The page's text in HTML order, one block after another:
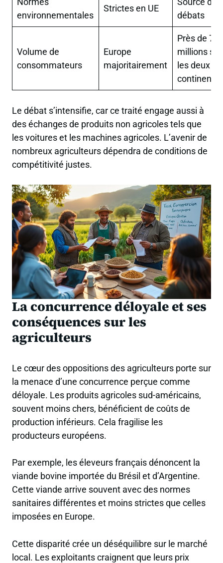
environnementales
Strictes en UE
débats
Volume de
consommateurs
Europe
majoritairement
Près de
millions sur
les deux
continents
Le débat s’intensifie, car ce traité engage aussi à
des échanges de produits non agricoles tels que
les voitures et les machines agricoles. L’avenir de
nombreux agriculteurs dépendra de conditions de
compétitivité justes.
La concurrence déloyale et ses
conséquences sur les
agriculteurs
Le cœur des oppositions des agriculteurs porte sur
la menace d’une concurrence perçue comme
déloyale. Les produits agricoles sud-américains,
souvent moins chers, bénéficient de coûts de
production inférieurs. Cela fragilise les
producteurs européens.
Par exemple, les éleveurs français dénoncent la
viande bovine importée du Brésil et d’Argentine.
Cette viande arrive souvent avec des normes
sanitaires différentes et moins strictes que celles
imposées en Europe.
Cette disparité crée un déséquilibre sur le marché
local. Les exploitants craignent que leurs prix